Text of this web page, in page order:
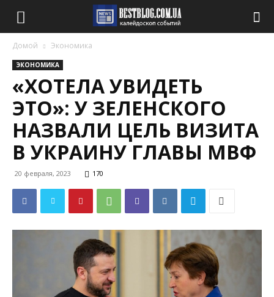
Домой Экономика
ЭКОНОМИКА
«ХОТЕЛА УВИДЕТЬ
ЭТО»: У ЗЕЛЕНСКОГО
НАЗВАЛИ ЦЕЛЬ ВИЗИТА
В УКРАИНУ ГЛАВЫ МВФ
20 февраля, 2023 170